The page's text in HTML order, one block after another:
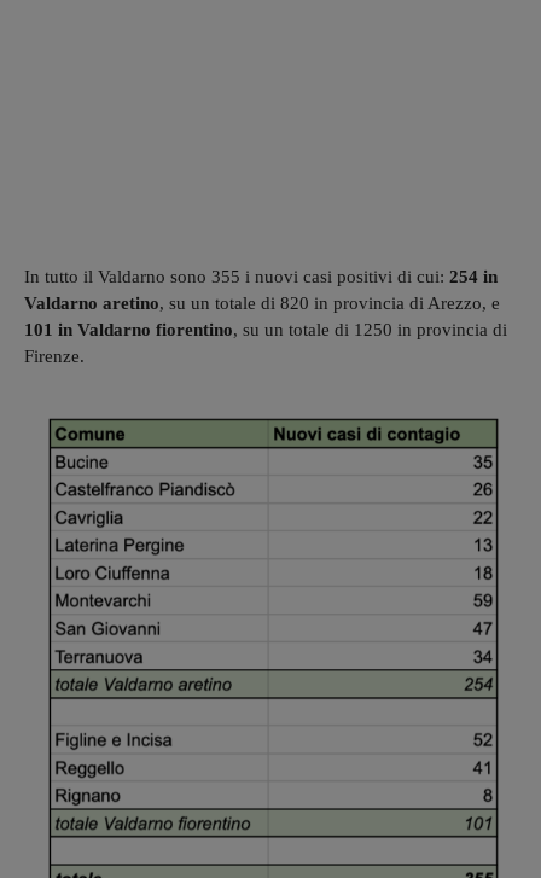
In tutto il Valdarno sono 355 i nuovi casi positivi di cui: 254 in
Valdarno aretino, su un totale di 820 in provincia di Arezzo, e
101 in Valdarno fiorentino, su un totale di 1250 in provincia di
Firenze.